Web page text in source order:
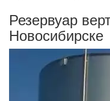
Резервуар
Новосибирске